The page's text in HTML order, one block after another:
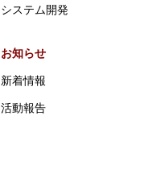
システム開発
お知らせ
新着情報
活動報告